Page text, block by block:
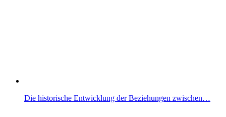
Die historische Entwicklung der Beziehungen zwischen…